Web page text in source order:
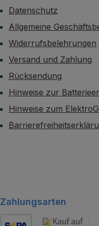
Datenschutz
Allgemeine
Widerrufsbelehrungen
Versand und Zahlung
Rücksendung
Hinweise zur
Hinweise zum ElektroG
Zahlungsarten